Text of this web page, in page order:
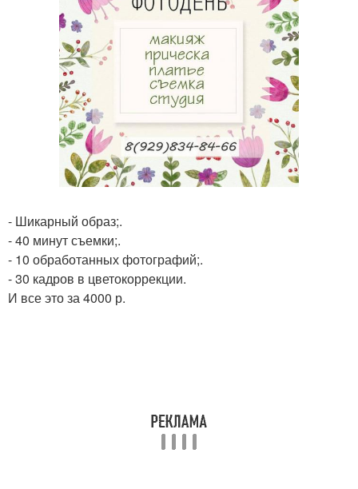
- Шикарный образ;.
- 40 минут съемки;.
- 10 обработанных фотографий;.
- 30 кадров в цветокоррекции.
И все это за 4000 р.